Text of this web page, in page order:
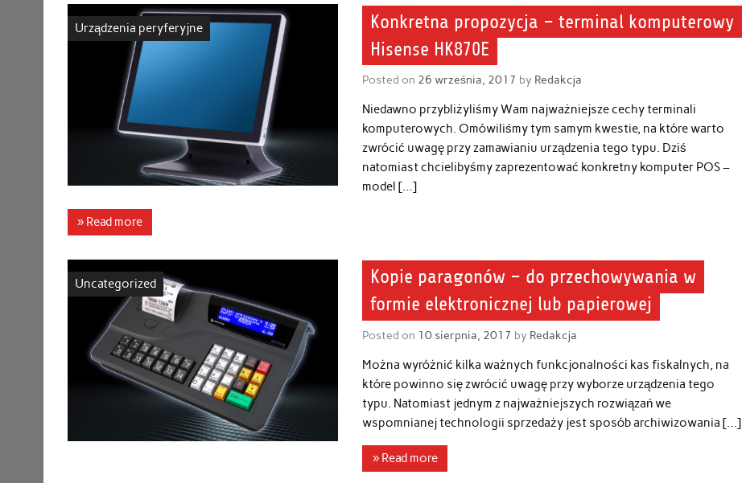
Urządzenia peryferyjne
Konkretna propozycja – terminal komputerowy
Hisense HK870E
Posted on 26 września, 2017 by Redakcja
Niedawno przybliżyliśmy Wam najważniejsze cechy terminali
komputerowych. Omówiliśmy tym samym kwestie, na które warto
zwrócić uwagę przy zamawianiu urządzenia tego typu. Dziś
natomiast chcielibyśmy zaprezentować konkretny komputer POS –
model […]
» Read more
Uncategorized
Kopie paragonów – do przechowywania w
formie elektronicznej lub papierowej
Posted on 10 sierpnia, 2017 by Redakcja
Można wyróżnić kilka ważnych funkcjonalności kas fiskalnych, na
które powinno się zwrócić uwagę przy wyborze urządzenia tego
typu. Natomiast jednym z najważniejszych rozwiązań we
wspomnianej technologii sprzedaży jest sposób archiwizowania […]
» Read more